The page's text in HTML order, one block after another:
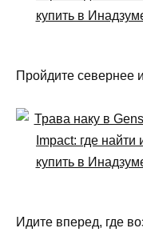
Пройдите севернее
Идите вперед, где